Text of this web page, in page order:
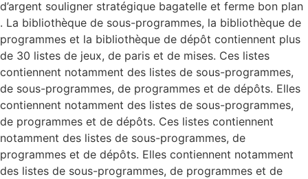
d’argent souligner stratégique bagatelle et ferme bon plan
. La bibliothèque de sous-programmes, la bibliothèque de
programmes et la bibliothèque de dépôt contiennent plus
de 30 listes de jeux, de paris et de mises. Ces listes
contiennent notamment des listes de sous-programmes,
de sous-programmes, de programmes et de dépôts. Elles
contiennent notamment des listes de sous-programmes,
de programmes et de dépôts. Ces listes contiennent
notamment des listes de sous-programmes, de
programmes et de dépôts. Elles contiennent notamment
des listes de sous-programmes, de programmes et de